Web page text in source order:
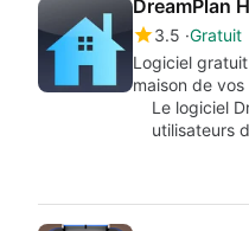
DreamPlan
3.5 Gratuit
Logiciel
maison de
Le logiciel
utilisateurs